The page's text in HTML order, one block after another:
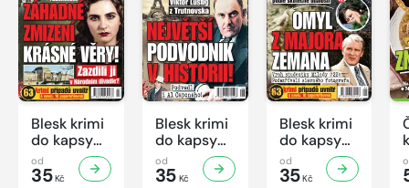
Blesk krimi
do kapsy
č.7/2026
od
35Kč
Blesk krimi
do kapsy
č.6/2026
od
35Kč
Blesk krimi
do kapsy
č.5/2026
od
35Kč